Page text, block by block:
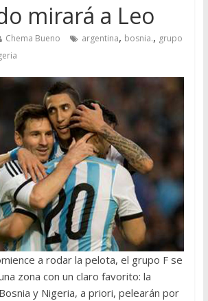
mirará a Leo
Chema Bueno argentina, bosnia., grupo
a rodar la pelota, el grupo F se
zona con un claro favorito: la
y Nigeria, a priori, pelearán por